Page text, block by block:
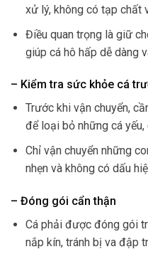
xử lý, không có tạp chất
Điều quan trọng là giữ
giúp cá hô hấp dễ dàng
– Kiểm tra sức khỏe cá
Trước khi vận chuyển,
để loại bỏ những cá yếu,
Chỉ vận chuyển những
nhẹn và không có dấu
– Đóng gói cẩn thận
Cá phải được đóng gói
nắp kín, tránh bị va đập